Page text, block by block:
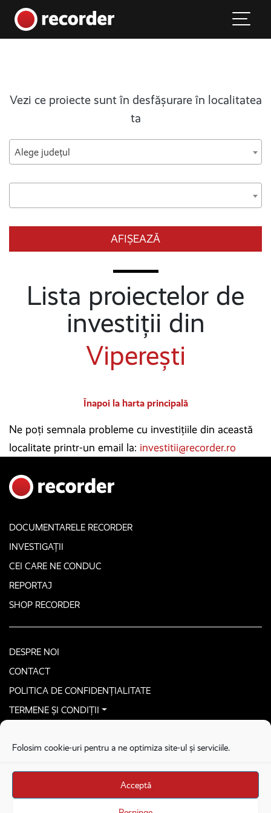
Folosim cookie-uri pentru a ne optimiza site-ul și serviciile.
Acceptă
Main Navigation
Vezi ce proiecte sunt în desfășurare în localitatea
ta
Alege județul
AFIȘEAZĂ
Lista proiectelor de
investiții din
Viperești
Înapoi la harta principală
Ne poți semnala probleme cu investițiile din această
localitate printr-un email la: investitii@recorder.ro
DOCUMENTARELE RECORDER
INVESTIGAȚII
CEI CARE NE CONDUC
REPORTAJ
SHOP RECORDER
DESPRE NOI
CONTACT
POLITICA DE CONFIDENȚIALITATE
TERMENE ȘI CONDIȚII
Stega creative
Brandul Recorder e operat de Asociația Recorder Community, sub licența SC